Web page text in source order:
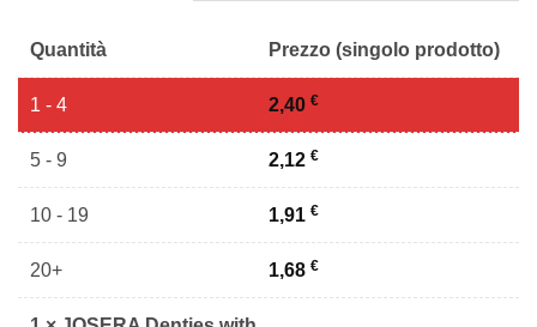
Quantità Prezzo (singolo prodotto)
1 - 4 2,40 €
5 - 9 2,12 €
10 - 19 1,91 €
20+ 1,68 €